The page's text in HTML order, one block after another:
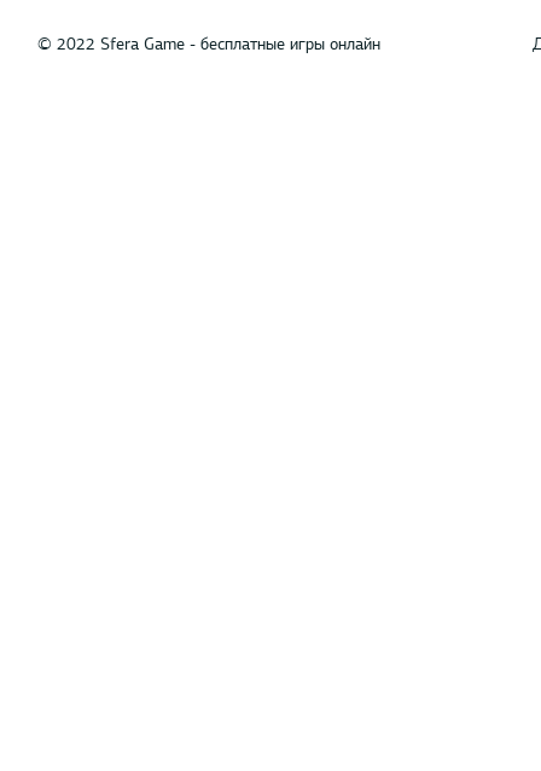
© 2022 Sfera Game - бесплатные игры онлайн